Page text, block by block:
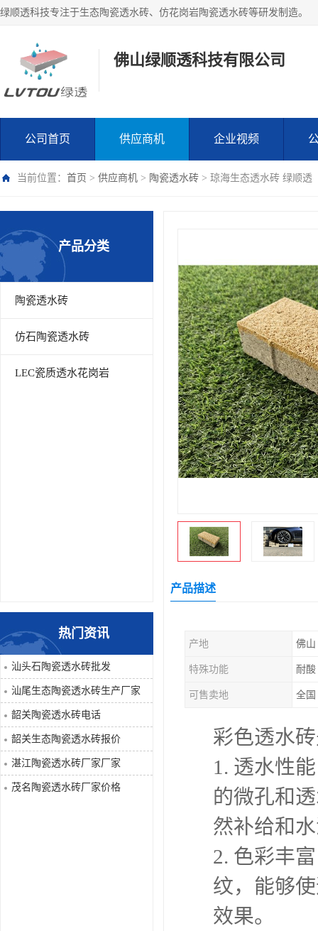
绿顺透科技专注于生态陶瓷透水砖、仿花岗岩陶瓷透水砖等研发制造。
佛山绿顺透科技有限公司
公司首页 供应商机 企业视频
当前位置： 首页 > 供应商机 > 陶瓷透水砖 > 琼海生态透水砖 绿顺透
产品分类
陶瓷透水砖
仿石陶瓷透水砖
LEC瓷质透水花岗岩
热门资讯
汕头石陶瓷透水砖批发
汕尾生态陶瓷透水砖生产厂家
韶关陶瓷透水砖电话
韶关生态陶瓷透水砖报价
湛江陶瓷透水砖厂家厂家
茂名陶瓷透水砖厂家价格
产品描述
产地 佛山
特殊功能 耐
可售卖地 全国
彩色透水
1. 透水性
的微孔和
然补给和
2. 色彩丰
纹，能够
效果。